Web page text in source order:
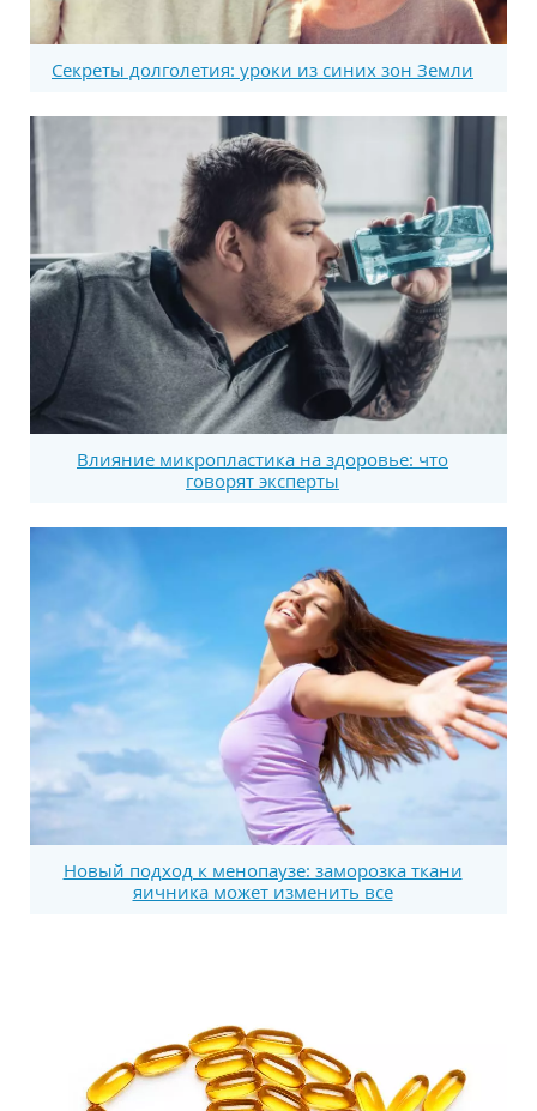
Секреты долголетия: уроки из синих зон Земли
Влияние микропластика на здоровье: что
говорят эксперты
Новый подход к менопаузе: заморозка ткани
яичника может изменить все